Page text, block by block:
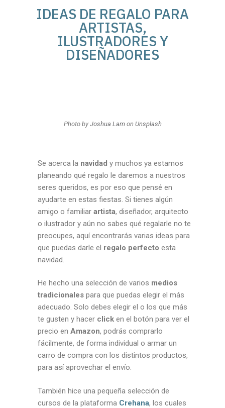
IDEAS DE REGALO PARA
ARTISTAS,
ILUSTRADORES Y
DISEÑADORES
Photo by Joshua Lamon Unsplash
Se acerca la navidad y muchos ya estamos
planeando qué regalo le daremos a nuestros
seres queridos, es por eso que pensé en
ayudarte en estas fiestas. Si tienes algún
amigo o familiar artista, diseñador, arquitecto
o ilustrador y aún no sabes qué regalarle no te
preocupes, aquí encontrarás varias ideas para
que puedas darle el regalo perfecto esta
navidad.
He hecho una selección de varios medios
tradicionales para que puedas elegir el más
adecuado. Solo debes elegir el o los que más
te gusten y hacer click en el botón para ver el
precio en Amazon, podrás comprarlo
fácilmente, de forma individual o armar un
carro de compra con los distintos productos,
para así aprovechar el envío.
También hice una pequeña selección de
cursos de la plataforma Crehana, los cuales